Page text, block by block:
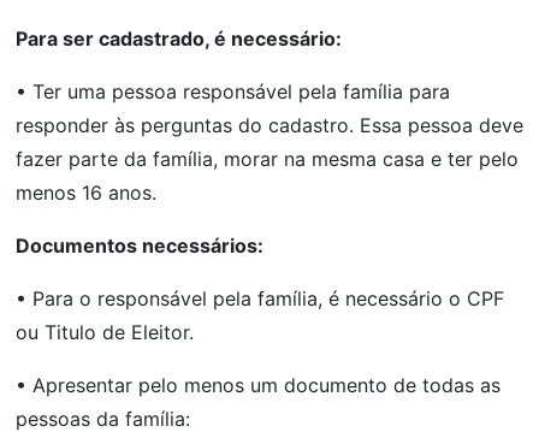
Para ser cadastrado, é necessário:
• Ter uma pessoa responsável pela família para
responder às perguntas do cadastro. Essa pessoa deve
fazer parte da família, morar na mesma casa e ter pelo
menos 16 anos.
Documentos necessários:
• Para o responsável pela família, é necessário o CPF
ou Titulo de Eleitor.
• Apresentar pelo menos um documento de todas as
pessoas da família: